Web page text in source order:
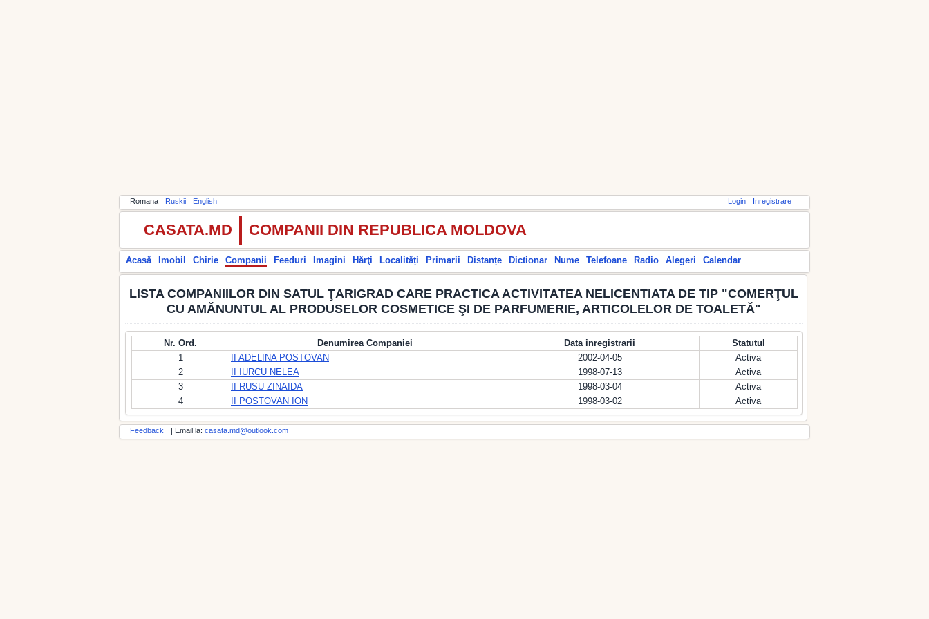
Romana Ruskii English Login Inregistrare
CASATA.MD COMPANII DIN REPUBLICA MOLDOVA
Acasă Imobil Chirie Companii Feeduri Imagini Hărţi Localități Primarii Distanțe Dictionar Nume Telefoane Radio Alegeri Calendar
LISTA COMPANIILOR DIN SATUL ŢARIGRAD CARE PRACTICA ACTIVITATEA NELICENTIATA DE TIP "COMERŢUL
CU AMĂNUNTUL AL PRODUSELOR COSMETICE ŞI DE PARFUMERIE, ARTICOLELOR DE TOALETĂ"
Nr. Ord. Denumirea Companiei Data inregistrarii
Statutul
1
II ADELINA POSTOVAN 2002-04-05
Activa
2
II IURCU NELEA 1998-07-13
Activa
3
II RUSU ZINAIDA 1998-03-04
Activa
4
II POSTOVAN ION 1998-03-02 Activa
Feedback | Email la: casata.md@outlook.com